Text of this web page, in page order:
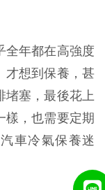
全年都在高強度
才想到保養，甚
堵塞，最後花上
樣，也需要定期
車冷氣保養迷